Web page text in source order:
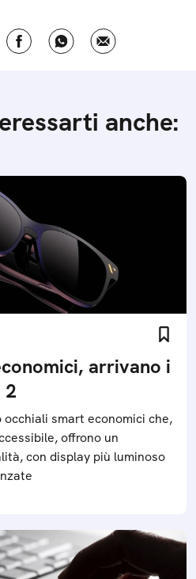
anche:
arrivano i
2
occhiali smart economici che,
offrono un
con display più luminoso